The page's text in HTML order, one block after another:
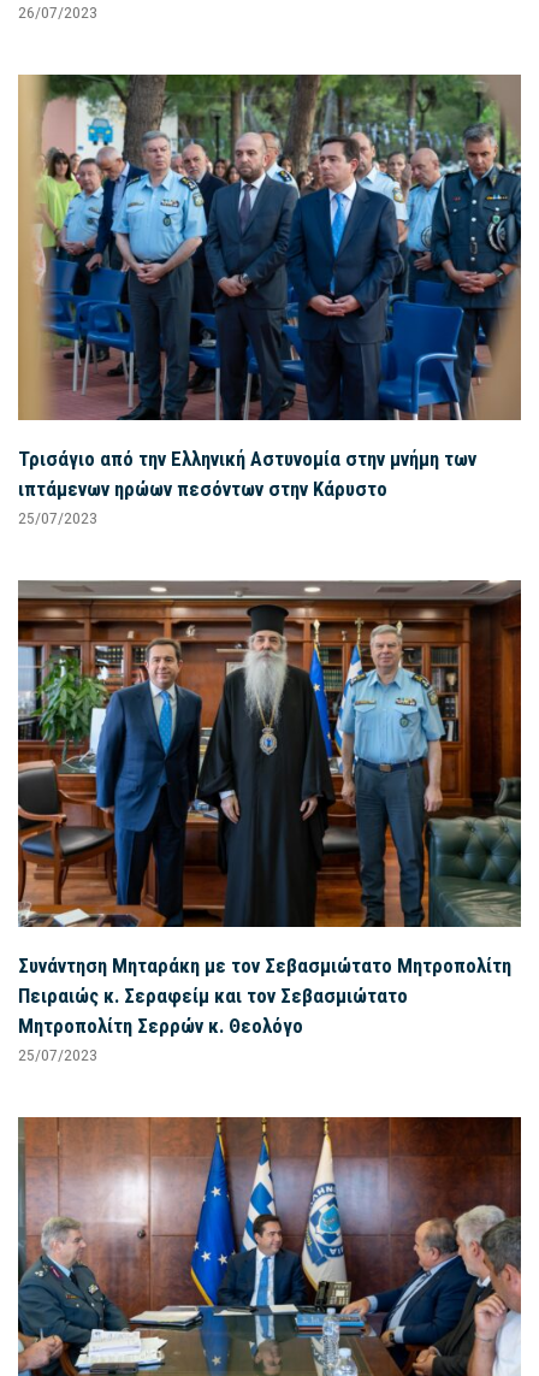
26/07/2023
Τρισάγιο από την Ελληνική Αστυνομία στην μνήμη των
ιπτάμενων ηρώων πεσόντων στην Κάρυστο
25/07/2023
Συνάντηση Μηταράκη με τον Σεβασμιώτατο Μητροπολίτη
Πειραιώς κ. Σεραφείμ και τον Σεβασμιώτατο
Μητροπολίτη Σερρών κ. Θεολόγο
25/07/2023